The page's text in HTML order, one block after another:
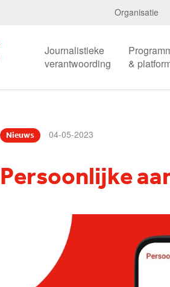
Organisatie
Journalistieke
verantwoording
&
Nieuws 04-05-2023
Persoonlijke